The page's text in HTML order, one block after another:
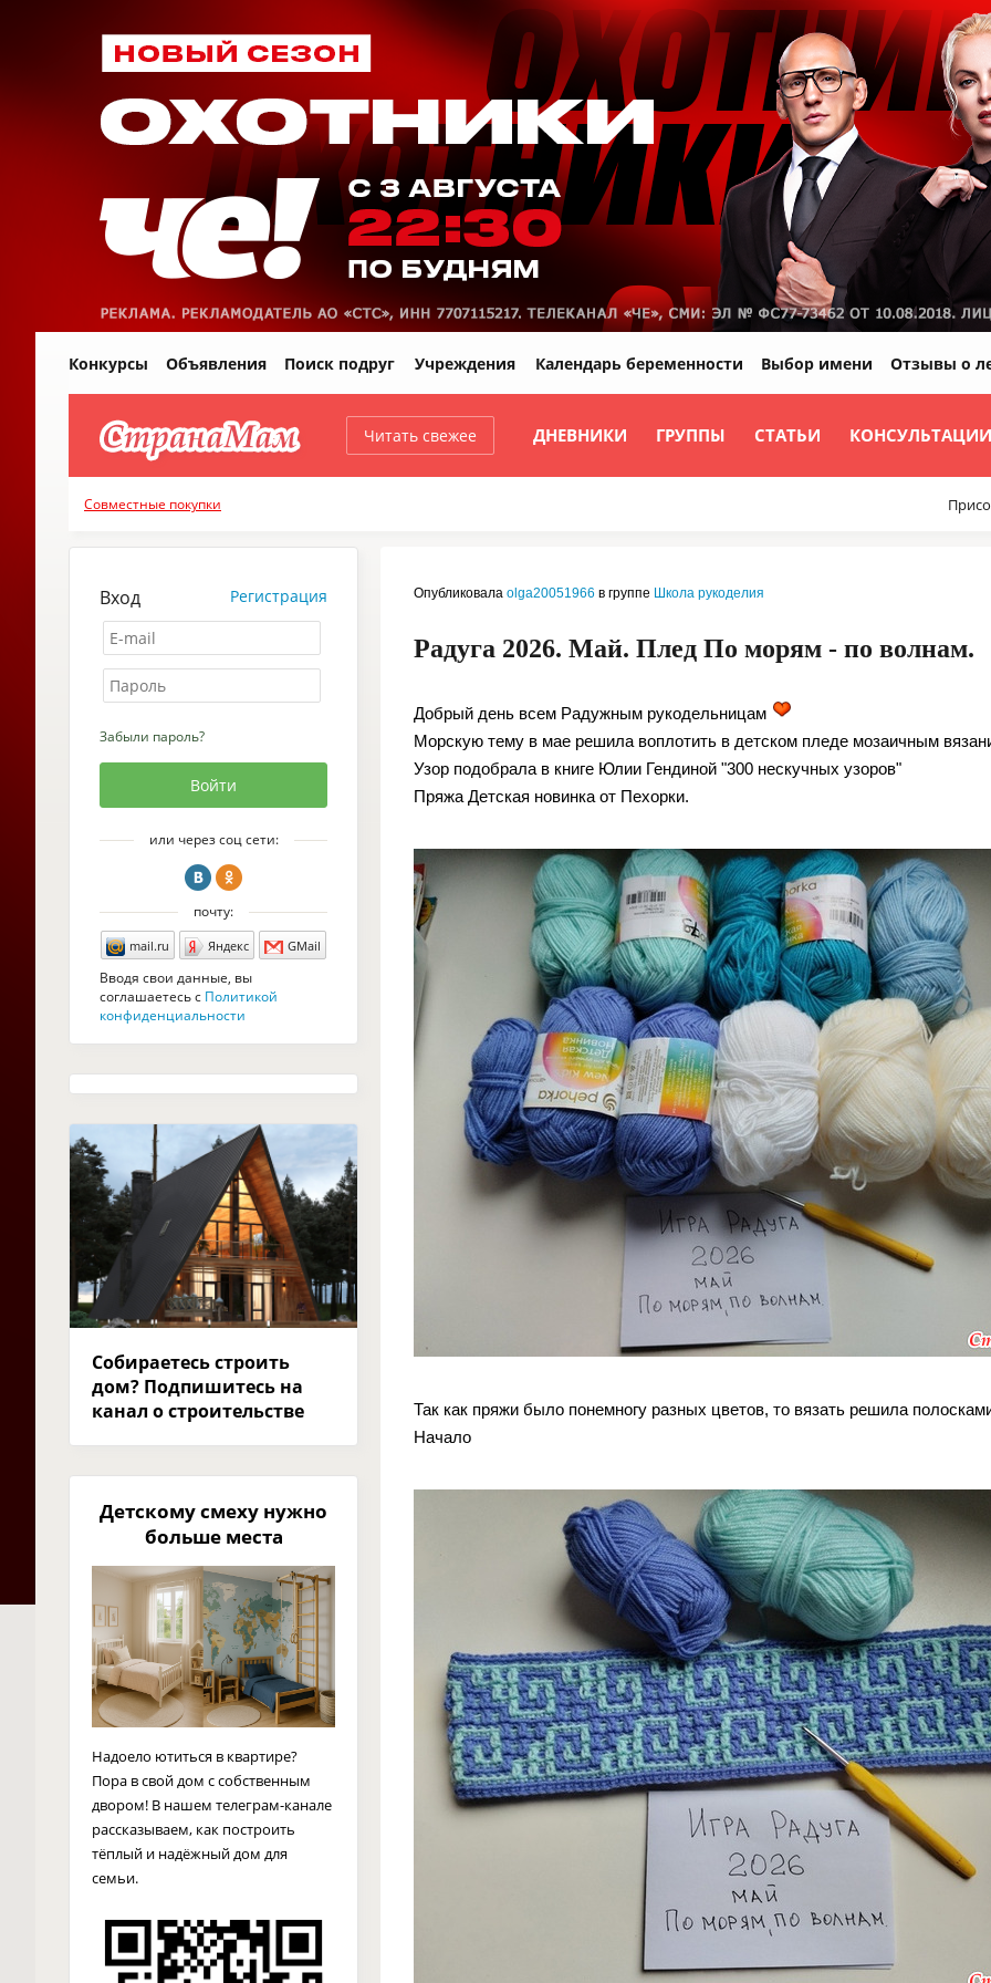
Читать свежее ДНЕВНИКИ ГРУППЫ СТАТЬИ КОНСУЛЬТАЦИИ
Конкурсы Объявления Поиск подруг Учреждения Календарь беременности Выбор имени Отзывы о
Совместные покупки
Опубликовала olga20051966 в группе Школа рукоделия
Радуга 2026. Май. Плед По морям - по волнам.
Добрый день всем Радужным рукодельницам
Морскую тему в мае решила воплотить в детском пледе мозаичным
Узор подобрала в книге Юлии Гендиной "300 нескучных узоров"
Пряжа Детская новинка от Пехорки.
Так как пряжи было понемногу разных цветов, то вязать решила
Начало
Вход Регистрация
Забыли пароль?
или через соц сети:
почту:
mail.ru Яндекс GMail
Вводя свои данные, вы
соглашаетесь с Политикой
конфиденциальности
Собираетесь строить
дом? Подпишитесь на
канал о строительстве
Детскому смеху нужно
больше места
Надоело ютиться в квартире?
Пора в свой дом с собственным
двором! В нашем телеграм-канале
рассказываем, как построить
тёплый и надёжный дом для
семьи.